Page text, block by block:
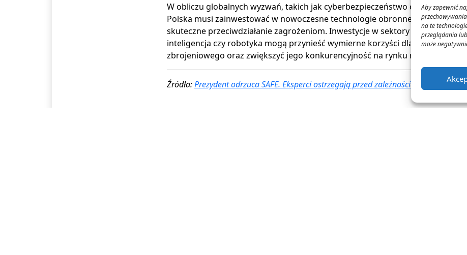
Aby zapewnić
na te
przeglądania
może
W obliczu globalnych wyzwań, takich jak cyberbezpieczeństwo czy zmiany
Polska musi zainwestować w nowoczesne technologie obronne, które
skuteczne przeciwdziałanie zagrożeniom. Inwestycje w sektory takie jak
inteligencja czy robotyka mogą przynieść wymierne korzyści dla polskiego
zbrojeniowego oraz zwiększyć jego konkurencyjność na rynku
Źródła:Prezydent odrzuca SAFE. Eksperci ostrzegają przed zależnością od USA